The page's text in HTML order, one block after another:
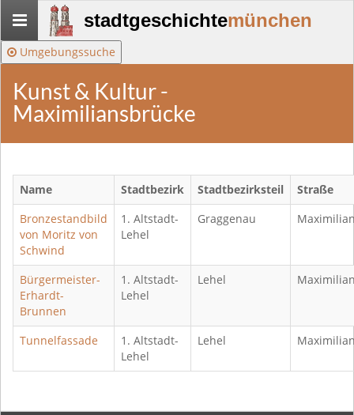
Stadtgeschichte-
München
stadtgeschichtemünchen
Umgebungssuche
Kunst & Kultur -
Maximiliansbrücke
Name Stadtbezirk Stadtbezirksteil
Straße
Bronzestandbild
von Moritz von
Schwind
1. Altstadt-
Lehel
Graggenau
Bürgermeister-
Erhardt-
Brunnen
1. Altstadt-
Lehel
Lehel
Tunnelfassade
1. Altstadt-
Lehel
Lehel